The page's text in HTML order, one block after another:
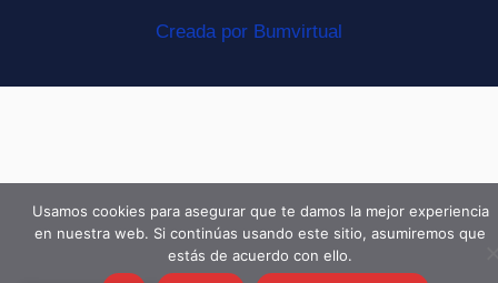
Creada por Bumvirtual
Usamos cookies para asegurar que te damos la mejor experiencia
en nuestra web. Si continúas usando este sitio, asumiremos que
estás de acuerdo con ello.